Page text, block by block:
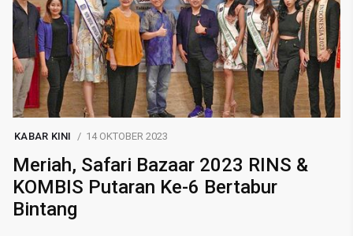
KABAR KINI 14 OKTOBER 2023
Meriah, Safari Bazaar 2023 RINS &
KOMBIS Putaran Ke-6 Bertabur
Bintang